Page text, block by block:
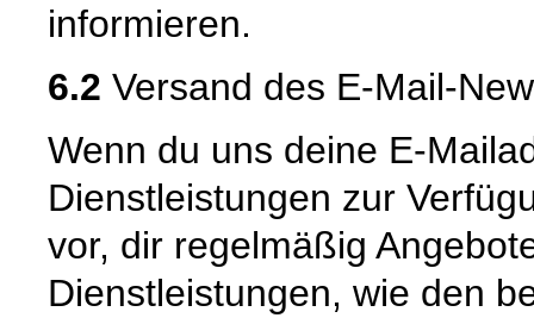
informieren.
6.2 Versand des E-Mail-
Wenn du uns deine E-
Dienstleistungen zur
vor, dir regelmäßig
Dienstleistungen, wie den